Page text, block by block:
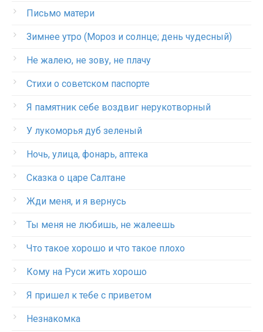
Письмо матери
Зимнее утро (Мороз и солнце; день чудесный)
Не жалею, не зову, не плачу
Стихи о советском паспорте
Я памятник себе воздвиг нерукотворный
У лукоморья дуб зеленый
Ночь, улица, фонарь, аптека
Сказка о царе Салтане
Жди меня, и я вернусь
Ты меня не любишь, не жалеешь
Что такое хорошо и что такое плохо
Кому на Руси жить хорошо
Я пришел к тебе с приветом
Незнакомка